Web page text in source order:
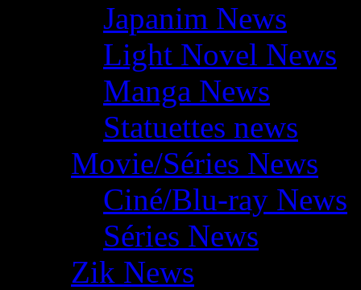
Japanim News
Light Novel News
Manga News
Statuettes news
Movie/Séries News
Ciné/Blu-ray News
Séries News
Zik News